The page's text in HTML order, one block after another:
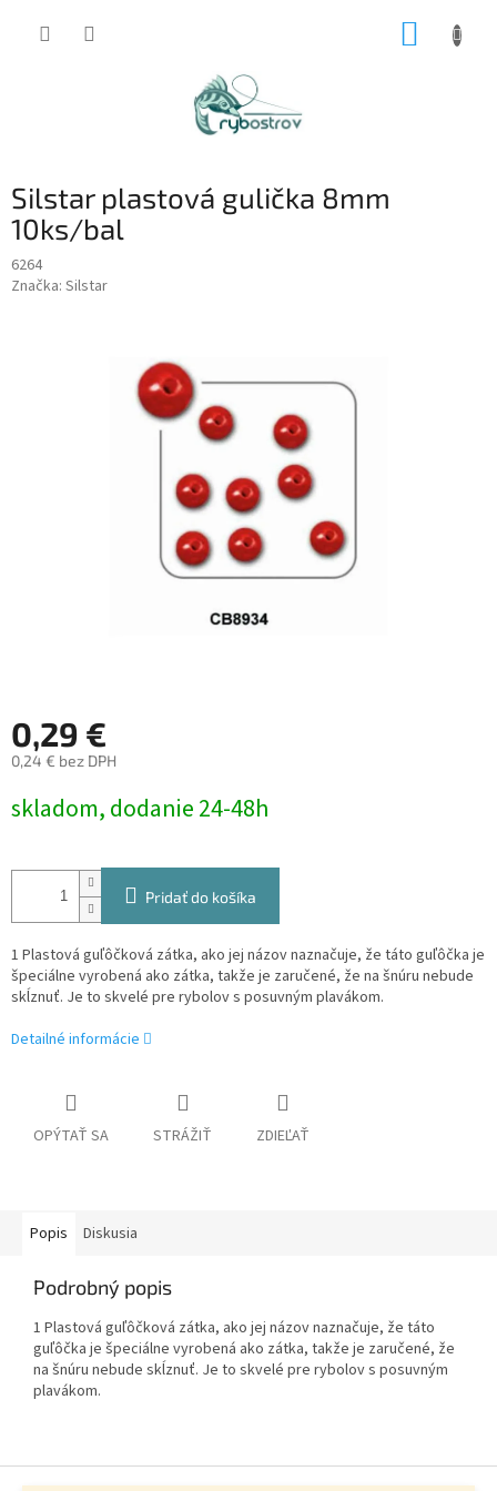
Silstar plastová gulička 8mm
10ks/bal
6264
Značka: Silstar
0,29 €
0,24 € bez DPH
cena:
skladom, dodanie 24-48h
Pridať do košíka
1 Plastová guľôčková zátka, ako jej názov naznačuje, že táto guľôčka je
špeciálne vyrobená ako zátka, takže je zaručené, že na šnúru nebude
skĺznuť. Je to skvelé pre rybolov s posuvným plavákom.
Detailné informácie
OPÝTAŤ SA STRÁŽIŤ ZDIEĽAŤ
Popis Diskusia
Podrobný popis
1 Plastová guľôčková zátka, ako jej názov naznačuje, že táto
guľôčka je špeciálne vyrobená ako zátka, takže je zaručené, že
na šnúru nebude skĺznuť. Je to skvelé pre rybolov s posuvným
plavákom.